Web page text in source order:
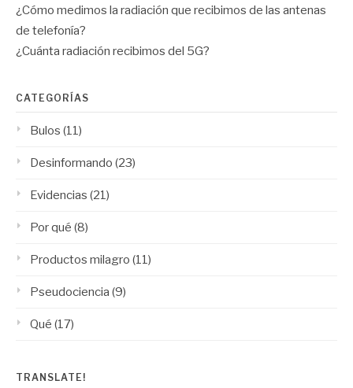
¿Cómo medimos la radiación que recibimos de las antenas
de telefonía?
¿Cuánta radiación recibimos del 5G?
CATEGORÍAS
Bulos (11)
Desinformando (23)
Evidencias (21)
Por qué (8)
Productos milagro (11)
Pseudociencia (9)
Qué (17)
TRANSLATE!